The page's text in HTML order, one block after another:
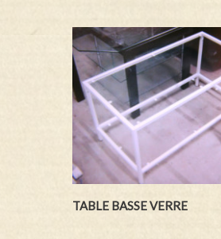
TABLE BASSE VERRE